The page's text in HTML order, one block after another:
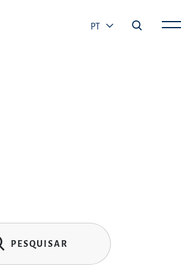
PT
PESQUISAR